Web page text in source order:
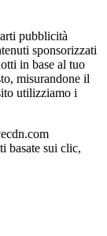
pubblicità
sponsorizzati
in base al tuo
misurandone il
utilizziamo i
basate sui clic,